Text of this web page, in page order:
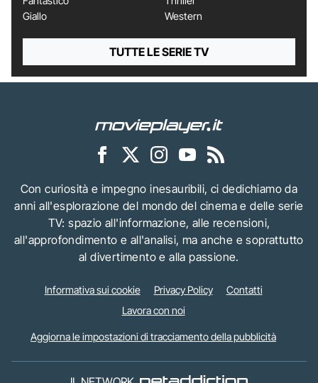
Giallo
Western
TUTTE LE SERIE TV
Con curiosità e impegno inesauribili, ci dedichiamo da
anni all'esplorazione del mondo del cinema e delle serie
TV: spazio all'informazione, alle recensioni,
all'approfondimento e all'analisi, ma anche e soprattutto
al divertimento e alla passione.
Informativa sui cookie Privacy Policy
Contatti
Lavora con noi
Aggiorna le impostazioni di tracciamento della pubblicità